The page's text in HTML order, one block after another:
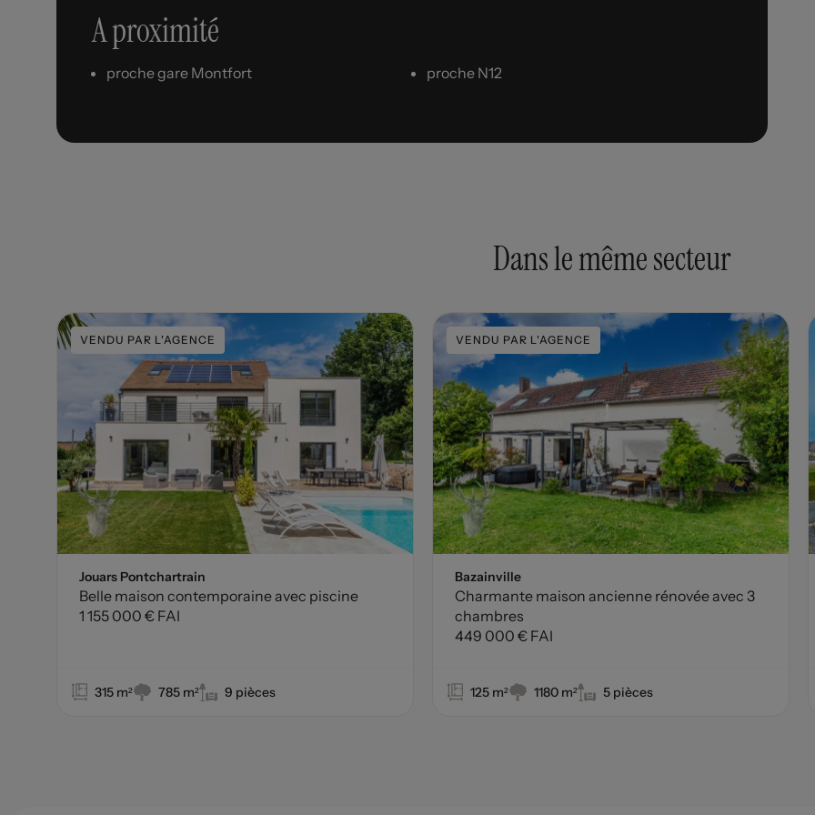
A proximité
proche gare Montfort proche N12
Dans le même secteur
VENDU PAR L'AGENCE
Jouars Pontchartrain
Belle maison contemporaine avec piscine
1 155 000 € FAI
315 m² 785 m² 9 pièces
VENDU PAR L'AGENCE
Bazainville
Charmante maison ancienne rénovée avec 3
chambres
449 000 € FAI
125 m² 1180 m² 5 pièces